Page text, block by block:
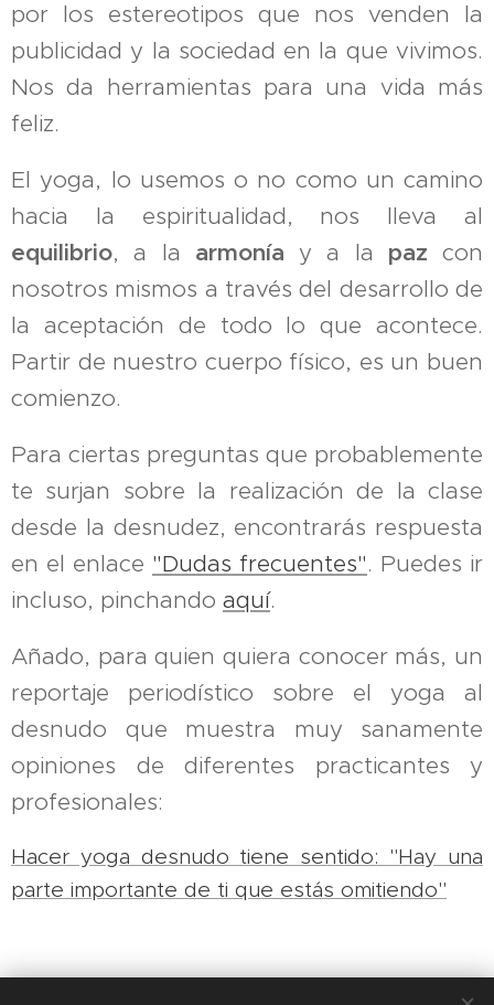
por los estereotipos que nos venden la
publicidad y la sociedad en la que vivimos.
Nos da herramientas para una vida más
feliz.
El yoga, lo usemos o no como un camino
hacia la espiritualidad, nos lleva al
equilibrio, a la armonía y a la paz con
nosotros mismos a través del desarrollo de
la aceptación de todo lo que acontece.
Partir de nuestro cuerpo físico, es un buen
comienzo.
Para ciertas preguntas que probablemente
te surjan sobre la realización de la clase
desde la desnudez, encontrarás respuesta
en el enlace "Dudas frecuentes". Puedes ir
incluso, pinchando aquí.
Añado, para quien quiera conocer más, un
reportaje periodístico sobre el yoga al
desnudo que muestra muy sanamente
opiniones de diferentes practicantes y
profesionales:
Hacer yoga desnudo tiene sentido: "Hay una
parte importante de ti que estás omitiendo"